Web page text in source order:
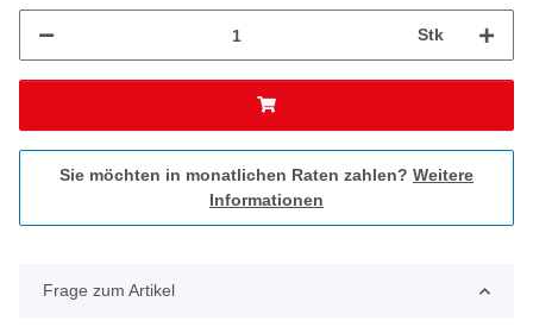
Stk
Sie möchten in monatlichen Raten zahlen? Weitere
Informationen
Frage zum Artikel